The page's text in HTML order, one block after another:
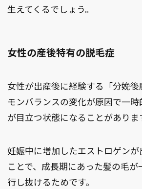
生えてくるでしょう。
女性の産後特有の脱毛症
女性が出産後に経験する「分娩
モンバランスの変化が原因で一
が目立つ状態になることがありま
妊娠中に増加したエストロゲンが
ことで、成長期にあった髪の毛
行し抜けるためです。